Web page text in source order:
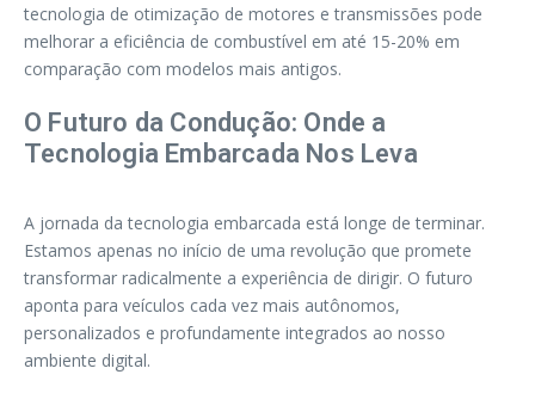
tecnologia de otimização de motores e transmissões pode
melhorar a eficiência de combustível em até 15-20% em
comparação com modelos mais antigos.
O Futuro da Condução: Onde a
Tecnologia Embarcada Nos Leva
A jornada da tecnologia embarcada está longe de terminar.
Estamos apenas no início de uma revolução que promete
transformar radicalmente a experiência de dirigir. O futuro
aponta para veículos cada vez mais autônomos,
personalizados e profundamente integrados ao nosso
ambiente digital.